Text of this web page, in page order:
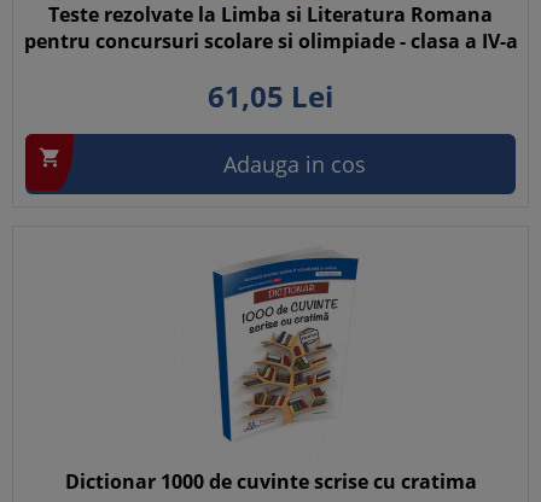
Teste rezolvate la Limba si Literatura Romana
pentru concursuri scolare si olimpiade - clasa a IV-a
61,05 Lei
 Adauga in cos
Dictionar 1000 de cuvinte scrise cu cratima